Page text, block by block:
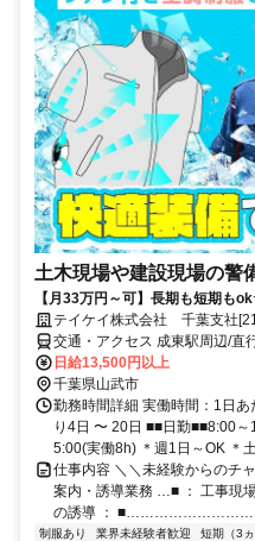
土木現場や建設現場の警
【月33万円～可】長期も短期も
テイケイ株式会社 千葉支社
交通・アクセス 成東駅周辺/直
日給13,500円以上
千葉県山武市
勤務時間詳細 実働時間：1日
り4日 〜 20日 ■■日勤■■8:00
5:00(実働8h) ＊週1日～OK ＊土
仕事内容 ＼＼未経験からのチ
案内・誘導業務 …■ ： 工事現
の誘導 ：
制服あり 業界未経験者歓迎 短期（3ヵ